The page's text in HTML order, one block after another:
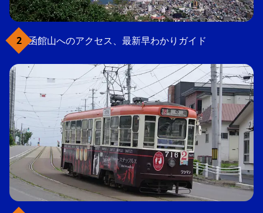
函館山へのアクセス、最新早わかりガイド